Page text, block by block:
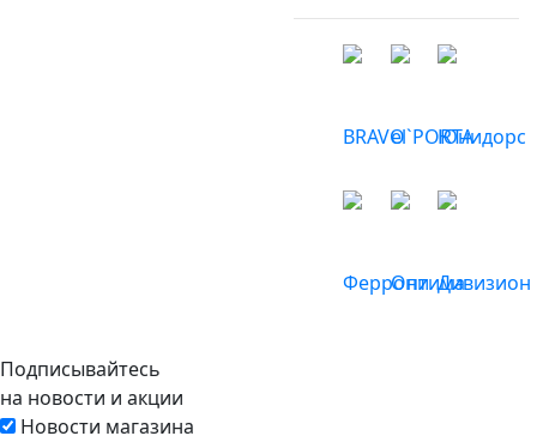
Подписывайтесь
на новости и акции
Новости магазина